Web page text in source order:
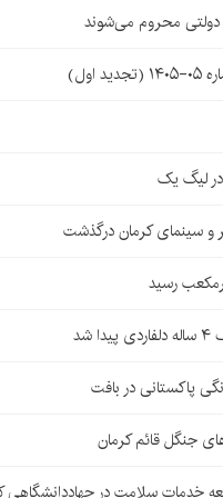
دولتی محروم می‌شوند
لیگ یک
و سینمای کرمان درگذشت
جنگل قائم کرمان
خدمات سلامت در جهاددانشگاهی